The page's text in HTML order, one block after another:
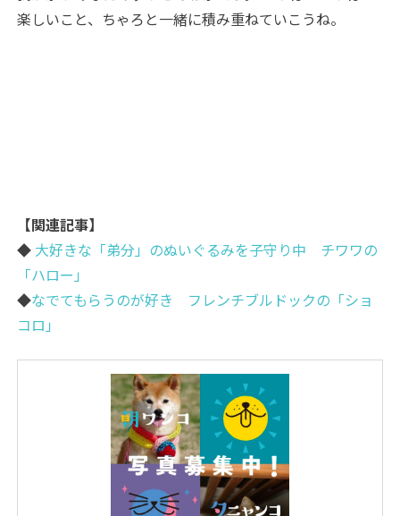
楽しいこと、ちゃろと一緒に積み重ねていこうね。
【関連記事】
◆ 大好きな「弟分」のぬいぐるみを子守り中 チワワの
「ハロー」
◆なでてもらうのが好き フレンチブルドックの「ショ
コロ」